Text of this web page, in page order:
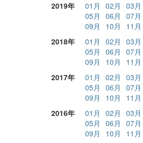
2019年
01月 02月 03月
05月
06月 07月
09月
10月 11月
2018年
01月 02月 03月
05月
06月 07月
09月
10月 11月
2017年
01月 02月 03月
05月
06月 07月
09月
10月 11月
2016年
01月 02月 03月
05月
06月 07月
09月
10月 11月